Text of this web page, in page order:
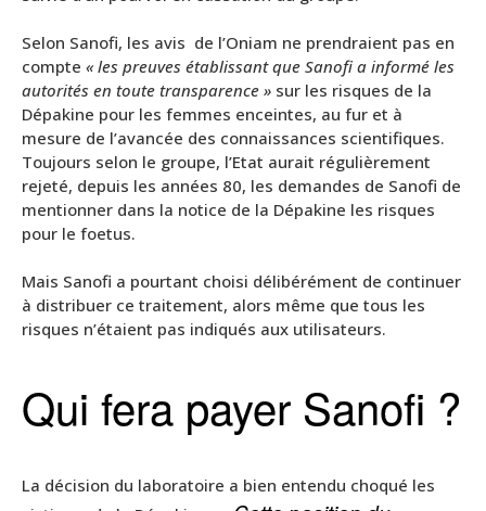
Selon Sanofi, les avis de l’Oniam ne prendraient pas en
compte « les preuves établissant que Sanofi a informé les
autorités en toute transparence » sur les risques de la
Dépakine pour les femmes enceintes, au fur et à
mesure de l’avancée des connaissances scientifiques.
Toujours selon le groupe, l’Etat aurait régulièrement
rejeté, depuis les années 80, les demandes de Sanofi de
mentionner dans la notice de la Dépakine les risques
pour le foetus.
Mais Sanofi a pourtant choisi délibérément de continuer
à distribuer ce traitement, alors même que tous les
risques n’étaient pas indiqués aux utilisateurs.
Qui fera payer Sanofi ?
La décision du laboratoire a bien entendu choqué les